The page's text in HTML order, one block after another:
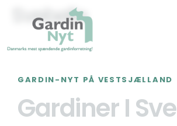
Svebølle
GARDIN-NYT PÅ VESTSJÆLLAND
Gardiner I